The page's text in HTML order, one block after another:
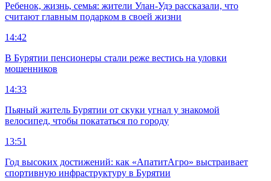
Ребенок, жизнь, семья: жители Улан-Удэ рассказали, что
считают главным подарком в своей жизни
14:42
В Бурятии пенсионеры стали реже вестись на уловки
мошенников
14:33
Пьяный житель Бурятии от скуки угнал у знакомой
велосипед, чтобы покататься по городу
13:51
Год высоких достижений: как «АпатитАгро» выстраивает
спортивную инфраструктуру в Бурятии